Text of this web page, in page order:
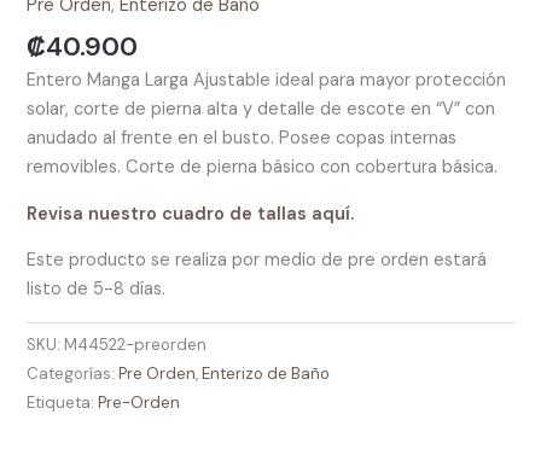
cantidad
Pre Orden,Enterizo de Baño
₡40.900
Entero Manga Larga Ajustable ideal para mayor protección
solar, corte de pierna alta y detalle de escote en “V” con
anudado al frente en el busto. Posee copas internas
removibles. Corte de pierna básico con cobertura básica.
Revisa nuestro cuadro de tallas aquí.
Este producto se realiza por medio de pre orden estará
listo de 5-8 días.
SKU: M44522-preorden
Categorías:Pre Orden,Enterizo de Baño
Etiqueta:Pre-Orden